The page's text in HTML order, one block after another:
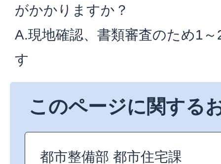
がかかりますか？
A.現地確認、書類審査のため1
す
このページに関する
都市整備部 都市住宅課